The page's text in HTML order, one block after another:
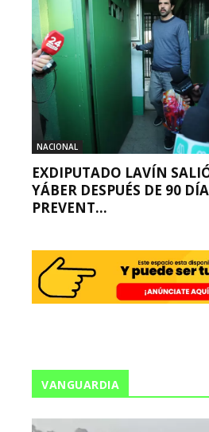
NACIONAL
EXDIPUTADO LAVÍN
YÁBER DESPUÉS DE 90
PREVENT...
VANGUARDIA